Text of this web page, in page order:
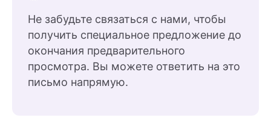
Не забудьте связаться с нами, чтобы
получить специальное предложение до
окончания предварительного
просмотра. Вы можете ответить на это
письмо напрямую.